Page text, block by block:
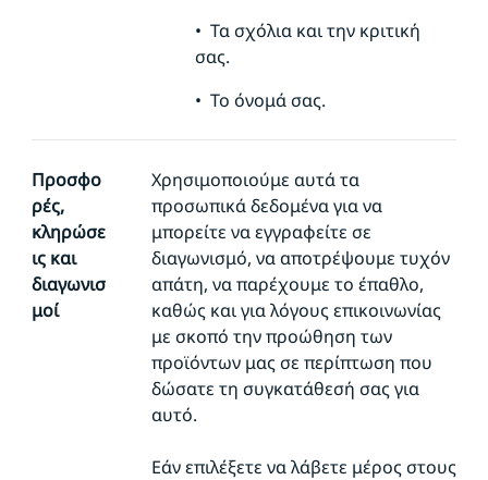
• Τα σχόλια και την κριτική
σας.
• Το όνομά σας.
Προσφο
ρές,
κληρώσε
ις και
διαγωνισ
μοί
Χρησιμοποιούμε αυτά τα
προσωπικά δεδομένα για να
μπορείτε να εγγραφείτε σε
διαγωνισμό, να αποτρέψουμε τυχόν
απάτη, να παρέχουμε το έπαθλο,
καθώς και για λόγους επικοινωνίας
με σκοπό την προώθηση των
προϊόντων μας σε περίπτωση που
δώσατε τη συγκατάθεσή σας για
αυτό.
Εάν επιλέξετε να λάβετε μέρος στους